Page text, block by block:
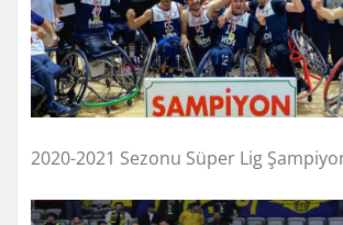
2020-2021 Sezonu Süper Lig